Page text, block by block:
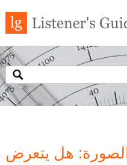
الصورة: هل يتعرض